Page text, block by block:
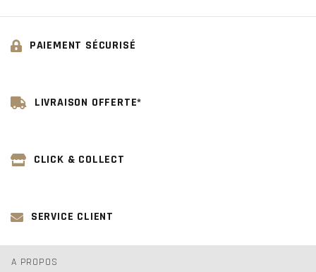
PAIEMENT SÉCURISÉ
LIVRAISON OFFERTE*
CLICK & COLLECT
SERVICE CLIENT
A PROPOS